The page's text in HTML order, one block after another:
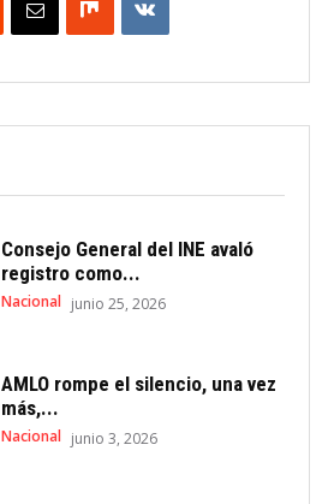
Consejo General del INE avaló
registro como...
Nacional junio 25, 2026
AMLO rompe el silencio, una vez
más,...
Nacional junio 3, 2026